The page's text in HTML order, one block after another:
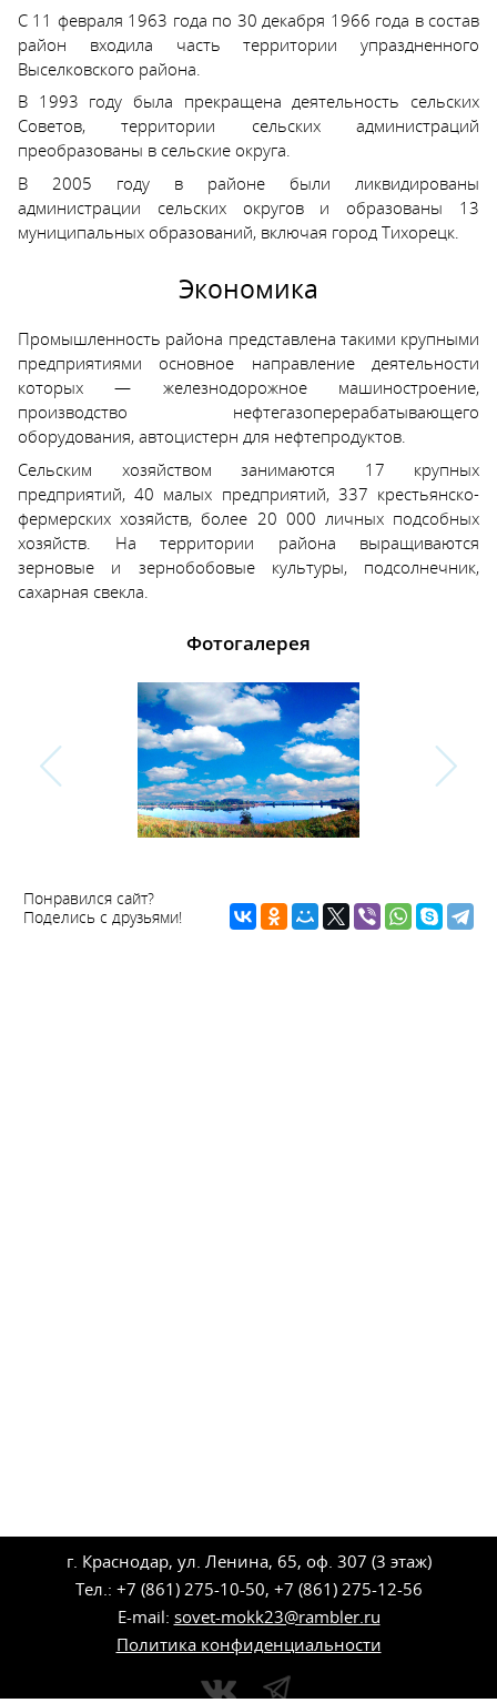
С 11 февраля 1963 года по 30 декабря 1966 года в состав
район входила часть территории упраздненного
Выселковского района.
В 1993 году была прекращена деятельность сельских
Советов, территории сельских администраций
преобразованы в сельские округа.
В 2005 году в районе были ликвидированы
администрации сельских округов и образованы 13
муниципальных образований, включая город Тихорецк.
Экономика
Промышленность района представлена такими крупными
предприятиями основное направление деятельности
которых — железнодорожное машиностроение,
производство нефтегазоперерабатывающего
оборудования, автоцистерн для нефтепродуктов.
Сельским хозяйством занимаются 17 крупных
предприятий, 40 малых предприятий, 337 крестьянско-
фермерских хозяйств, более 20 000 личных подсобных
хозяйств. На территории района выращиваются
зерновые и зернобобовые культуры, подсолнечник,
сахарная свекла.
Фотогалерея
Понравился сайт?
Поделись с друзьями!
г. Краснодар, ул. Ленина, 65, оф. 307 (3 этаж)
Тел.: +7 (861) 275-10-50, +7 (861) 275-12-56
E-mail: sovet-mokk23@rambler.ru
Политика конфиденциальности